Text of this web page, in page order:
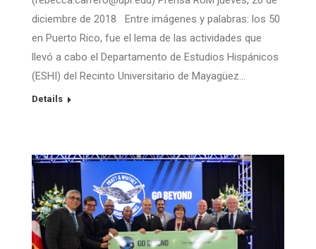
diciembre de 2018 Entre imágenes y palabras: los 50
en Puerto Rico, fue el lema de las actividades que
llevó a cabo el Departamento de Estudios Hispánicos
(ESHI) del Recinto Universitario de Mayagüez…
Details